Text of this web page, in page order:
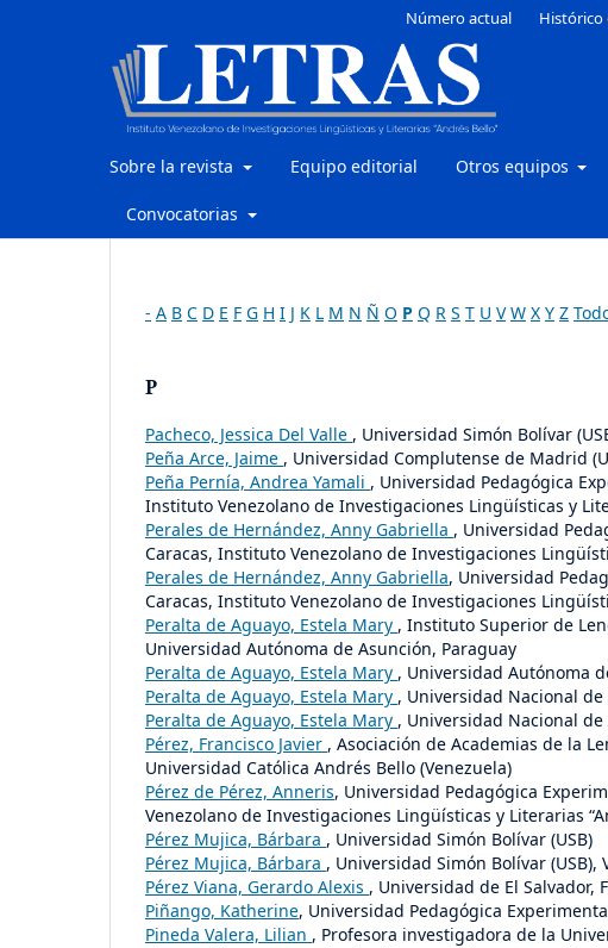
Sobre la revista Equipo editorial Otros equipos
Convocatorias
Número actual Histórico
- A B C D E F G H I J K L M N Ñ O P Q R S T U V W X Y Z
P
Pacheco, Jessica Del Valle , Universidad Simón Bolívar
Peña Arce, Jaime , Universidad Complutense de Madrid
Peña Pernía, Andrea Yamali , Universidad Pedagógica
Instituto Venezolano de Investigaciones Lingüísticas y
Perales de Hernández, Anny Gabriella , Universidad
Caracas, Instituto Venezolano de Investigaciones
Perales de Hernández, Anny Gabriella, Universidad
Caracas, Instituto Venezolano de Investigaciones
Peralta de Aguayo, Estela Mary , Instituto Superior de
Universidad Autónoma de Asunción, Paraguay
Peralta de Aguayo, Estela Mary , Universidad Autónoma
Peralta de Aguayo, Estela Mary , Universidad Nacional
Peralta de Aguayo, Estela Mary , Universidad Nacional
Pérez, Francisco Javier , Asociación de Academias de la
Universidad Católica Andrés Bello (Venezuela)
Pérez de Pérez, Anneris, Universidad Pedagógica
Venezolano de Investigaciones Lingüísticas y Literarias
Pérez Mujica, Bárbara , Universidad Simón Bolívar (USB)
Pérez Mujica, Bárbara , Universidad Simón Bolívar (USB),
Pérez Viana, Gerardo Alexis , Universidad de El
Piñango, Katherine, Universidad Pedagógica
Pineda Valera, Lilian , Profesora investigadora de la